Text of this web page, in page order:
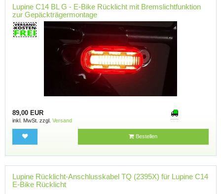
Lupine C14 BL G - E-Bike Rücklicht mit Bremslichtfunktion
zur Gepäckträgermontage
89,00 EUR
inkl. MwSt. zzgl. Versand
Bestellen
Lupine Rücklicht-Anschlusskabel TQ (2395X) für Lupine C14
E-Bike Rücklicht